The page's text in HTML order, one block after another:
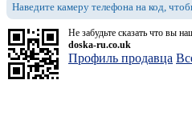
Наведите камеру телефона на код,
Не забудьте сказать что вы
doska-ru.co.uk
Профиль продавца